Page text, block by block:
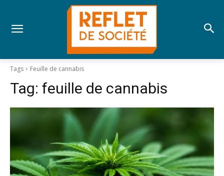
Tags Feuille de cannabis
Tag: feuille de cannabis